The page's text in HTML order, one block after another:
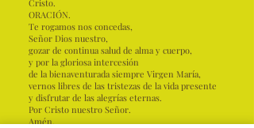
Cristo.
ORACIÓN.
Te rogamos nos concedas,
Señor Dios nuestro,
gozar de continua salud de alma y cuerpo,
y por la gloriosa intercesión
de la bienaventurada siempre Virgen María,
vernos libres de las tristezas de la vida presente
y disfrutar de las alegrías eternas.
Por Cristo nuestro Señor.
Amén.